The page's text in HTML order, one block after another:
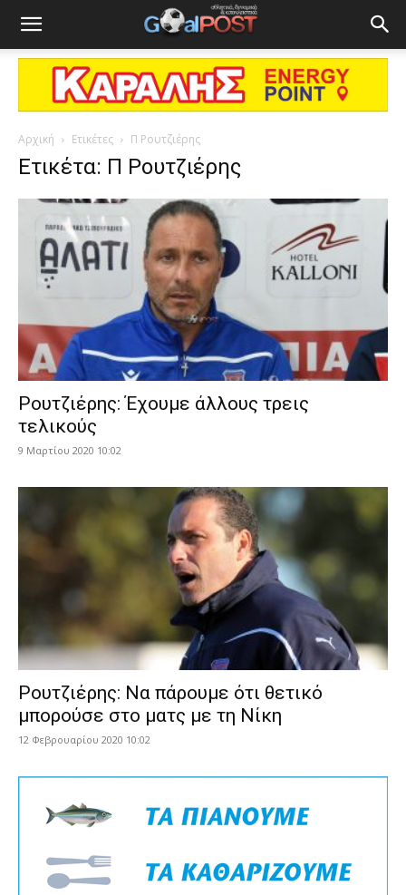
Αρχική Ετικέτες Π Ρουτζιέρης
Ετικέτα: Π Ρουτζιέρης
Ρουτζιέρης: Έχουμε άλλους τρεις
τελικούς
9 Μαρτίου 2020 10:02
Ρουτζιέρης: Να πάρουμε ότι θετικό
μπορούσε στο ματς με τη Νίκη
12 Φεβρουαρίου 2020 10:02